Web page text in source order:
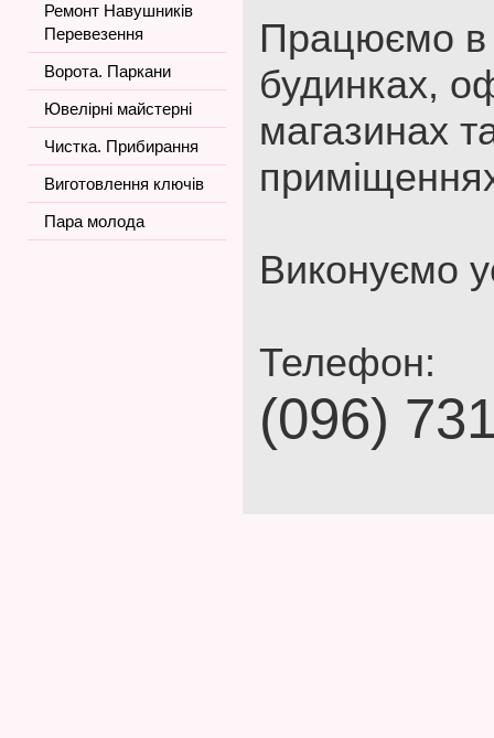
Ремонт Навушників
Перевезення
Ворота. Паркани
Ювелірні майстерні
Чистка. Прибирання
Виготовлення ключів
Пара молода
Працюємо в
будинках,
магазинах
Виконуємо
Телефон:
(096)